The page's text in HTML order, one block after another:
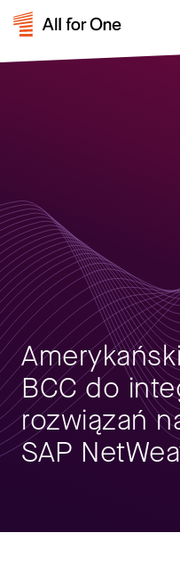
BCC do
rozwiązań
SAP